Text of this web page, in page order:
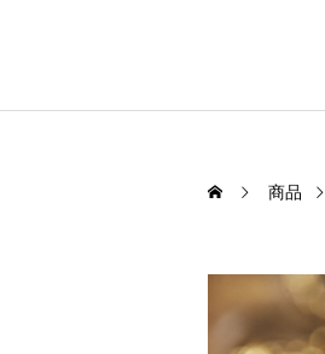
商品